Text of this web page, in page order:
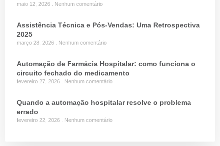
maio 12, 2026 Nenhum comentário
Assistência Técnica e Pós-Vendas: Uma Retrospectiva
2025
março 28, 2026 Nenhum comentário
Automação de Farmácia Hospitalar: como funciona o
circuito fechado do medicamento
fevereiro 27, 2026 Nenhum comentário
Quando a automação hospitalar resolve o problema
errado
fevereiro 22, 2026 Nenhum comentário